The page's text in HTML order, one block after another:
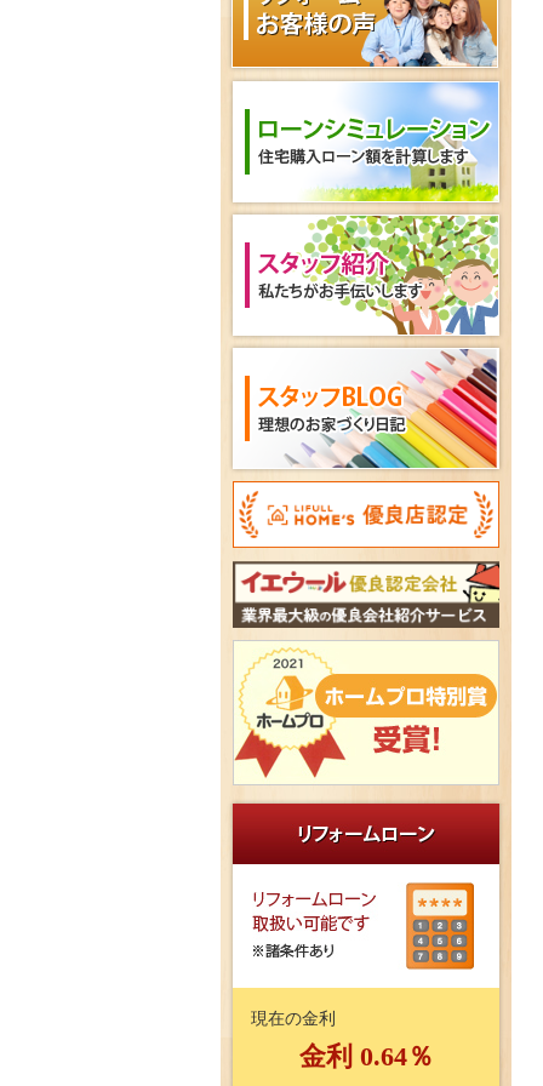
現在の金利
金利 0.64％